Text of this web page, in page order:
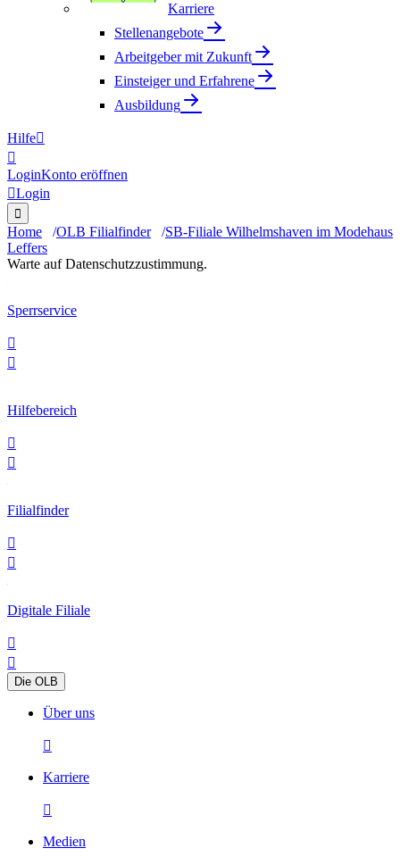
Karriere
Stellenangebote
Arbeitgeber mit Zukunft
Einsteiger und Erfahrene
Ausbildung
Hilfe

LoginKonto eröffnen
Login

Home OLB Filialfinder
SB-Filiale Wilhelmshaven im Modehaus
Leffers
Warte auf Datenschutzzustimmung.
Sperrservice


Hilfebereich


Filialfinder


Digitale Filiale


Die OLB
Über uns

Karriere

Medien